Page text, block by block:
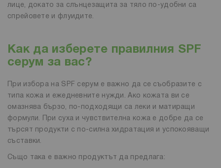
лице, докато за слънцезащита за тяло по-удобни са
спрейовете и флуидите.
Как да изберете правилния SPF
серум за вас?
При избора на SPF серум е важно да се съобразите с
типа кожа и ежедневните нужди. Ако кожата ви се
омазнява бързо, по-подходящи са леки и матиращи
формули. При суха и чувствителна кожа е добре да се
търсят продукти с по-силна хидратация и успокояващи
съставки.
Също така е важно продуктът да предлага: